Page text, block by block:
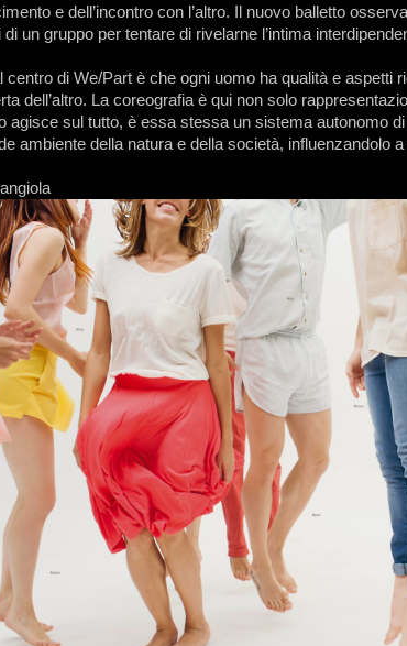
e dell’incontro con l’altro. Il nuovo balletto
di un gruppo per tentare di rivelarne l’intima
centro di We/Part è che ogni uomo ha qualità e aspetti
dell’altro. La coreografia è qui non solo
agisce sul tutto, è essa stessa un sistema autonomo
ambiente della natura e della società, influenzandolo a